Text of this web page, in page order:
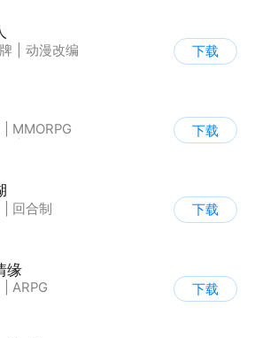
动漫改编
不良人
下载
MMORPG
下载
回合制
下载
缘
ARPG
下载